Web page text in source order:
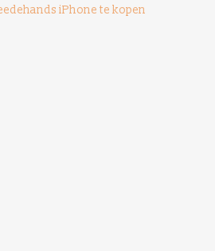
iPhone te kopen